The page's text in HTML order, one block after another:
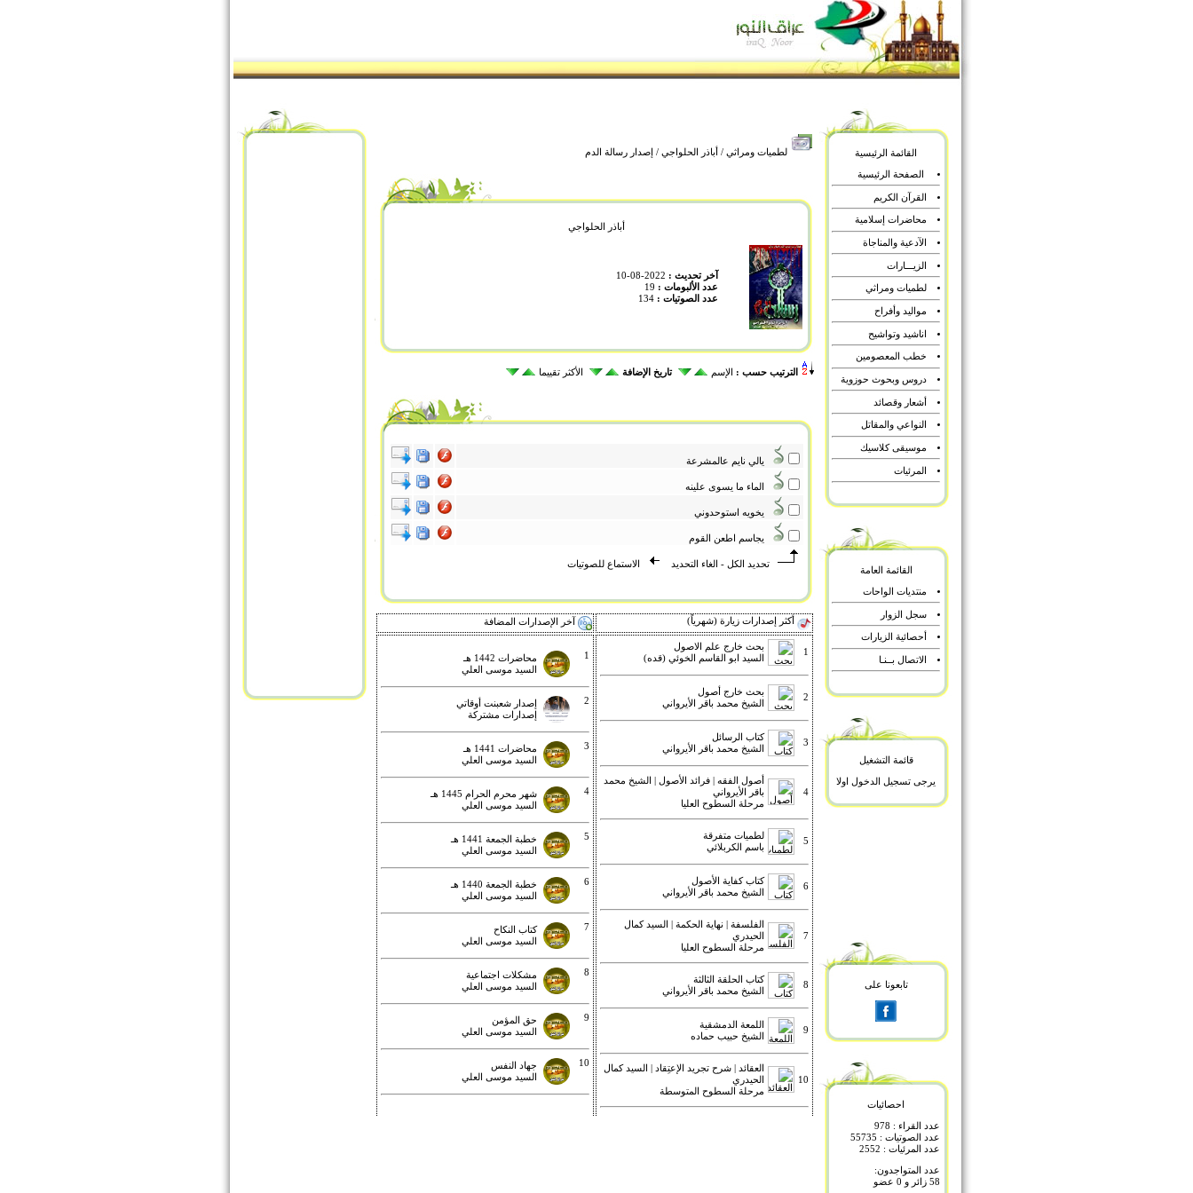
لطميات ومراثي / أباذر الحلواجي / إصدار رسالة الدم
أباذر الحلواجي
آخر تحديث : 2022-08-10
عدد الألبومات : 19
عدد الصوتيات : 134
الترتيب حسب : الإسم تاريخ الإضافة الأكثر تقييما
يالي نايم عالمشرعة
الماء ما يسوى علينه
يخويه استوحدوني
يجاسم اطعن القوم
تحديد الكل - الغاء التحديد الاستماع للصوتيات
أكثر إصدارات زيارة (شهرياً) آخر الإصدارات المضافة
1
بحث خارج علم الاصول
السيد ابو القاسم الخوئي (قده)
2
بحث خارج أصول
الشيخ محمد باقر الأيرواني
3
كتاب الرسائل
الشيخ محمد باقر الأيرواني
4
أصول الفقه | فرائد الأصول | الشيخ محمد
باقر الأيرواني
مرحلة السطوح العليا
5
لطميات متفرقة
باسم الكربلائي
6
كتاب كفاية الأصول
الشيخ محمد باقر الأيرواني
7
الفلسفة | نهاية الحكمة | السيد كمال
الحيدري
مرحلة السطوح العليا
8
كتاب الحلقة الثالثة
الشيخ محمد باقر الأيرواني
9
اللمعة الدمشقية
الشيخ حبيب حماده
10
العقائد | شرح تجريد الإعتِقاد | السيد كمال
الحيدري
مرحلة السطوح المتوسطة
1
محاضرات 1442 هـ
السيد موسى العلي
2
إصدار شعبنت أوقاتي
إصدارات مشتركة
3
محاضرات 1441 هـ
السيد موسى العلي
4
شهر محرم الحرام 1445 هـ
السيد موسى العلي
5
خطبة الجمعة 1441 هـ
السيد موسى العلي
6
خطبة الجمعة 1440 هـ
السيد موسى العلي
7
كتاب النكاح
السيد موسى العلي
8
مشكلات اجتماعية
السيد موسى العلي
9
حق المؤمن
السيد موسى العلي
10
جهاد النفس
السيد موسى العلي
القائمة الرئيسية
الصفحة الرئيسية
القرآن الكريم
محاضرات إسلامية
الآدعية والمناجاة
الزيـــارات
لطميات ومراثي
مواليد وأفراح
اناشيد وتواشيح
خطب المعصومين
دروس وبحوث حوزوية
أشعار وقصائد
النواعي والمقاتل
موسيقى كلاسيك
المرئيات
القائمة العامة
منتديات الواحات
سجل الزوار
أحصائية الزيارات
الاتصال بــنـا
قائمة التشغيل
يرجى تسجيل الدخول اولا
تابعونا على
احصائيات
عدد القراء : 978
عدد الصوتيات : 55735
عدد المرئيات : 2552
عدد المتواجدون:
58 زائر و 0 عضو